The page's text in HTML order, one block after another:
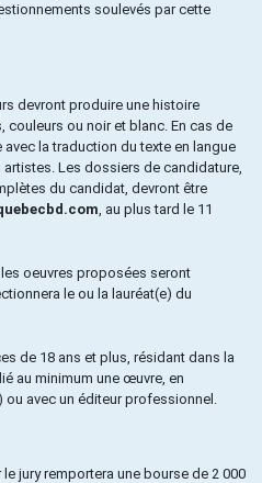
soulevés par cette
devront produire une histoire
couleurs ou noir et blanc. En cas de
la traduction du texte en langue
Les dossiers de candidature,
du candidat, devront être
, au plus tard le 11
oeuvres proposées seront
le ou la lauréat(e) du
de 18 ans et plus, résidant dans la
au minimum une œuvre, en
avec un éditeur professionnel.
jury remportera une bourse de 2 000